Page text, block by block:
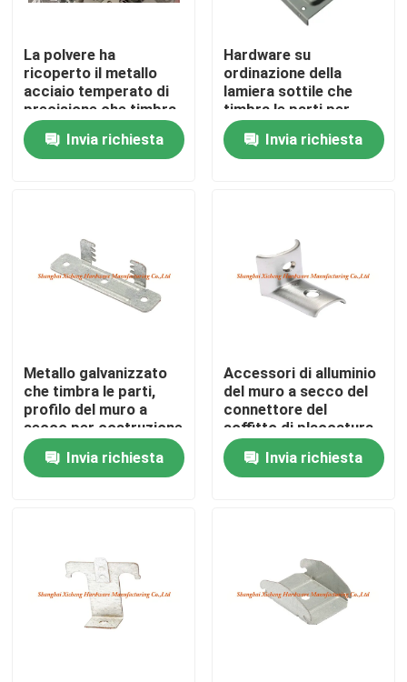
Casa
Circa noi
Controllo di qualità
Contattici
Pannello di Access di alluminio
Pannello di Access d'acciaio
La polvere ha
ricoperto il metallo
acciaio temperato di
precisione che timbra
lo spessore delle parti
1.0mmInvia richiesta
Hardware su
ordinazione della
lamiera sottile che
timbra le parti per
automobilistico
Invia richiesta
Metallo galvanizzato
che timbra le parti,
profilo del muro a
secco per costruzione
Invia richiesta
Accessori di alluminio
del muro a secco del
connettore del
soffitto di placcatura
«L» «m.» del rodio
Invia richiesta